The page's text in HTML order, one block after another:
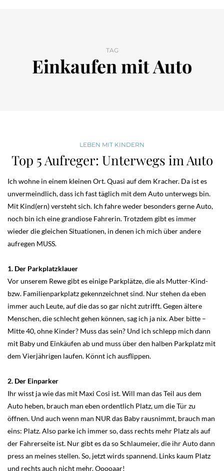
TAG
Einkaufen mit Auto
LEBEN MIT KINDERN
Top 5 Aufreger: Unterwegs im Auto
Ich wohne in einem kleinen Ort. Quasi auf dem Kracher. Da ist es
unvermeindlich, dass ich fast täglich mit dem Auto unterwegs bin.
Mit Kind(ern) versteht sich. Ich fahre weder besonders gerne Auto,
noch bin ich eine grandiose Fahrerin. Trotzdem gibt es immer
wieder die gleichen Situationen, in denen ich mich über andere
aufregen MUSS.
1. Der Parkplatzklauer
Vor unserem Rewe gibt es einige Parkplätze, die als Mutter-Kind-
bzw. Familienparkplatz gekennzeichnet sind. Nur stehen da eben
immer auch Leute, auf die das so gar nicht zutrifft. Gegen ältere
Menschen, die schlecht gehen können, sag ich ja nix. Aber bitte –
Mitte 40, ohne Kinder? Muss das sein? Und ich schlepp mich dann
mit Baby und Einkäufen ab und muss über den halben Parkplatz mit
dem Vierjährigen laufen. Könnt ich ausflippen.
2. Der Einparker
Ihr wisst ja wie das mit Maxi Cosi ist. Will man das Teil aus dem
Auto heben, brauch man eben ordentlich Platz, um die Tür zu
öffnen. Und auch wenn man NUR das Baby rausnimmt, brauch man
eins: Platz. Also parke ich immer so, dass rechts mehr Platz als auf
der Fahrerseite ist. Nur gibt es da so Schlaumeier, die ihr Auto dann
press an meines stellen. So, jetzt wirds spannend. Links kaum Platz
und rechts auch nicht mehr. Ooooaar!